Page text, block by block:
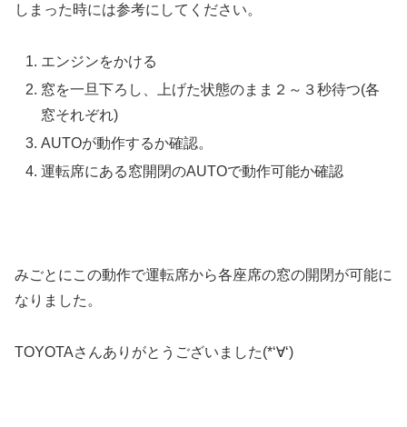
しまった時には参考にしてください。
エンジンをかける
窓を一旦下ろし、上げた状態のまま２～３秒待つ(各
窓それぞれ)
AUTOが動作するか確認。
運転席にある窓開閉のAUTOで動作可能か確認
みごとにこの動作で運転席から各座席の窓の開閉が可能に
なりました。
TOYOTAさんありがとうございました(*‘∀‘)